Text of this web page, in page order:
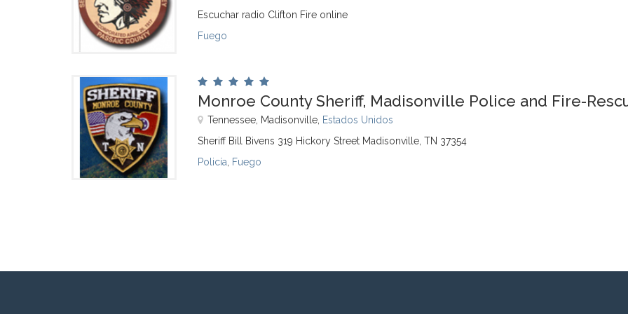
Escuchar radio Clifton Fire online
Fuego
Monroe County Sheriff, Madisonville Police and Fire-
Tennessee, Madisonville, Estados Unidos
Sheriff Bill Bivens 319 Hickory Street Madisonville, TN 37354
Policía
Fuego